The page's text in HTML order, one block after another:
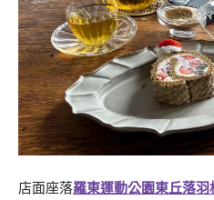
店面座落羅東運動公園東丘落羽